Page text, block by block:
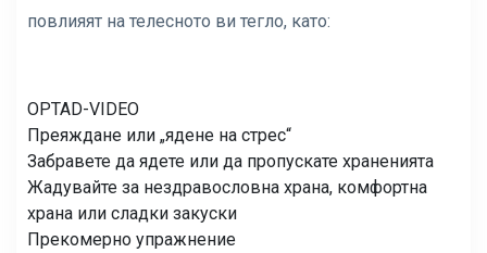
повлияят на телесното ви тегло, като:
OPTAD-VIDEO
Преяждане или „ядене на стрес“
Забравете да ядете или да пропускате храненията
Жадувайте за нездравословна храна, комфортна
храна или сладки закуски
Прекомерно упражнение